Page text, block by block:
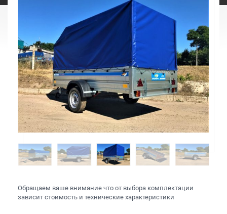
Обращаем ваше внимание что от выбора комплектации
зависит стоимость и технические характеристики